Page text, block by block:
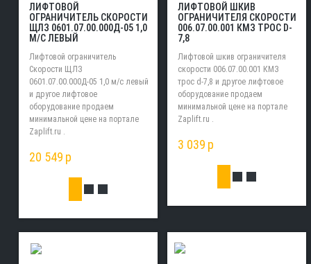
ЛИФТОВОЙ
ОГРАНИЧИТЕЛЬ СКОРОСТИ
ЩЛЗ 0601.07.00.000Д-05 1,0
М/С ЛЕВЫЙ
Лифтовой ограничитель
Скорости ЩЛЗ
0601.07.00.000Д-05 1,0 м/с левый
и другое лифтовое
оборудование продаем
минимальной цене на портале
Zaplift.ru .
20 549 p
ЛИФТОВОЙ ШКИВ
ОГРАНИЧИТЕЛЯ СКОРОСТИ
006.07.00.001 КМЗ ТРОС D-
7,8
Лифтовой шкив ограничителя
скорости 006.07.00.001 КМЗ
трос d-7,8 и другое лифтовое
оборудование продаем
минимальной цене на портале
Zaplift.ru .
3 039 p